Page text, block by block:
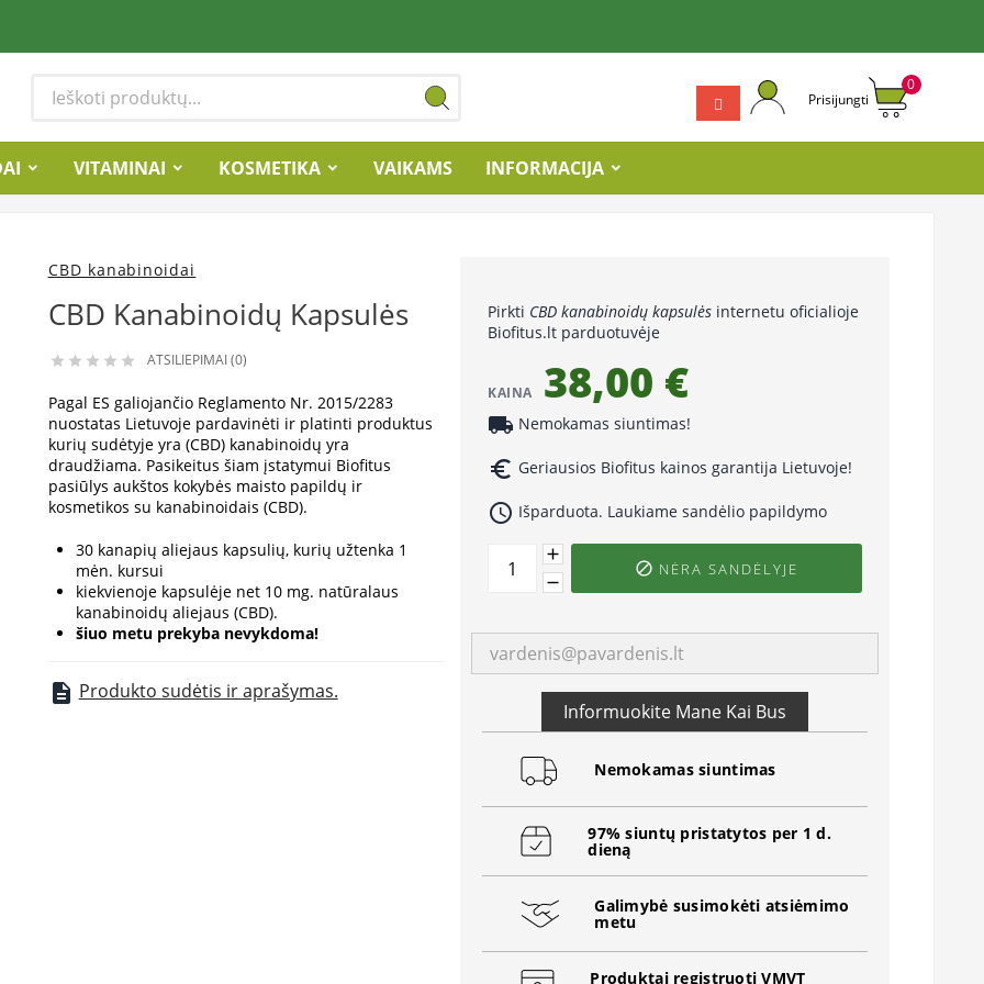
Prisijungti
0
VITAMINAI KOSMETIKA VAIKAMS INFORMACIJA
CBD kanabinoidai
CBD Kanabinoidų Kapsulės
     ATSILIEPIMAI (0)
Pagal ES galiojančio Reglamento Nr. 2015/2283
nuostatas Lietuvoje pardavinėti ir platinti produktus
kurių sudėtyje yra (CBD) kanabinoidų yra
draudžiama. Pasikeitus šiam įstatymui Biofitus
pasiūlys aukštos kokybės maisto papildų ir
kosmetikos su kanabinoidais (CBD).
30 kanapių aliejaus kapsulių, kurių užtenka 1
mėn. kursui
kiekvienoje kapsulėje net 10 mg. natūralaus
kanabinoidų aliejaus (CBD).
šiuo metu prekyba nevykdoma!
description Produkto sudėtis ir aprašymas.
Pirkti CBD kanabinoidų kapsulės internetu oficialioje
Biofitus.lt parduotuvėje
KAINA 38,00 €
local_shipping Nemokamas siuntimas!
euro_symbol Geriausios Biofitus kainos garantija Lietuvoje!
access_time Išparduota. Laukiame sandėlio papildymo
 NĖRA SANDĖLYJE
Informuokite Mane Kai Bus
Nemokamas siuntimas
97% siuntų pristatytos per 1 d.
dieną
Galimybė susimokėti atsiėmimo
metu
Produktai registruoti VMVT